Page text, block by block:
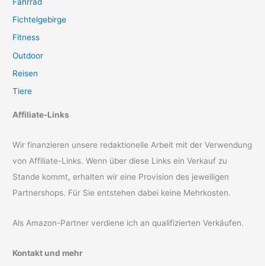
Fichtelgebirge
Fitness
Outdoor
Reisen
Tiere
Affiliate-Links
Wir finanzieren unsere redaktionelle Arbeit mit der Verwendung
von Affiliate-Links. Wenn über diese Links ein Verkauf zu
Stande kommt, erhalten wir eine Provision des jeweiligen
Partnershops. Für Sie entstehen dabei keine Mehrkosten.
Als Amazon-Partner verdiene ich an qualifizierten Verkäufen.
Kontakt und mehr